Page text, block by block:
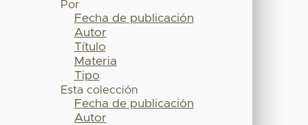
Por
Fecha de publicación
Autor
Título
Materia
Tipo
Esta colección
Fecha de publicación
Autor